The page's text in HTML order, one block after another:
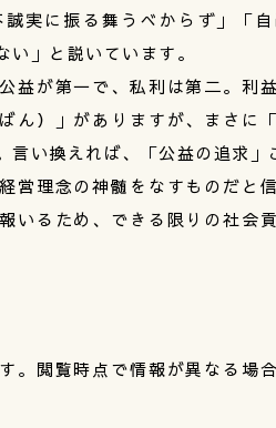
実に振る舞うべからず」「
」と説いています。
益が第一で、私利は第二。利
ん）」がありますが、まさに
い換えれば、「公益の追求」
営理念の神髄をなすものだと
いるため、できる限りの社会
。閲覧時点で情報が異なる場